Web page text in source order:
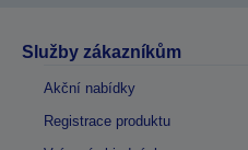
Služby zákazníkům
Akční nabídky
Registrace produktu